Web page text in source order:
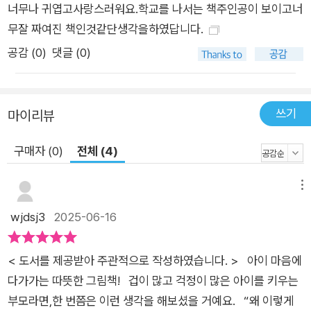
너무나 귀엽고사랑스러워요.학교를 나서는 책주인공이 보이고너
무잘 짜여진 책인것같단생각을하였답니다.
공감 (0) 댓글 (0)
마이리뷰 쓰기
구매자 (0) 전체 (4)
wjdsj3 2025-06-16
< 도서를 제공받아 주관적으로 작성하였습니다. > 아이 마음에
다가가는 따뜻한 그림책! 겁이 많고 걱정이 많은 아이를 키우는
부모라면,한 번쯤은 이런 생각을 해보셨을 거예요. “왜 이렇게